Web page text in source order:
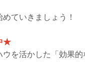
ていきましょう！
★
を活かした「効果的